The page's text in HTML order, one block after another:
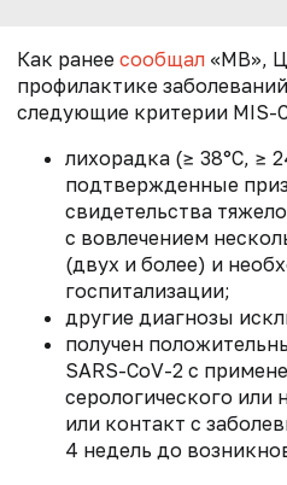
Как ранее сообщал «МВ»,
профилактике
следующие критерии MIS-
лихорадка (≥ 38°C, ≥
подтвержденные
свидетельства
с вовлечением
(двух и более) и
госпитализации;
другие диагнозы
получен
SARS-CoV-2 с
серологического или
или контакт с
4 недель до